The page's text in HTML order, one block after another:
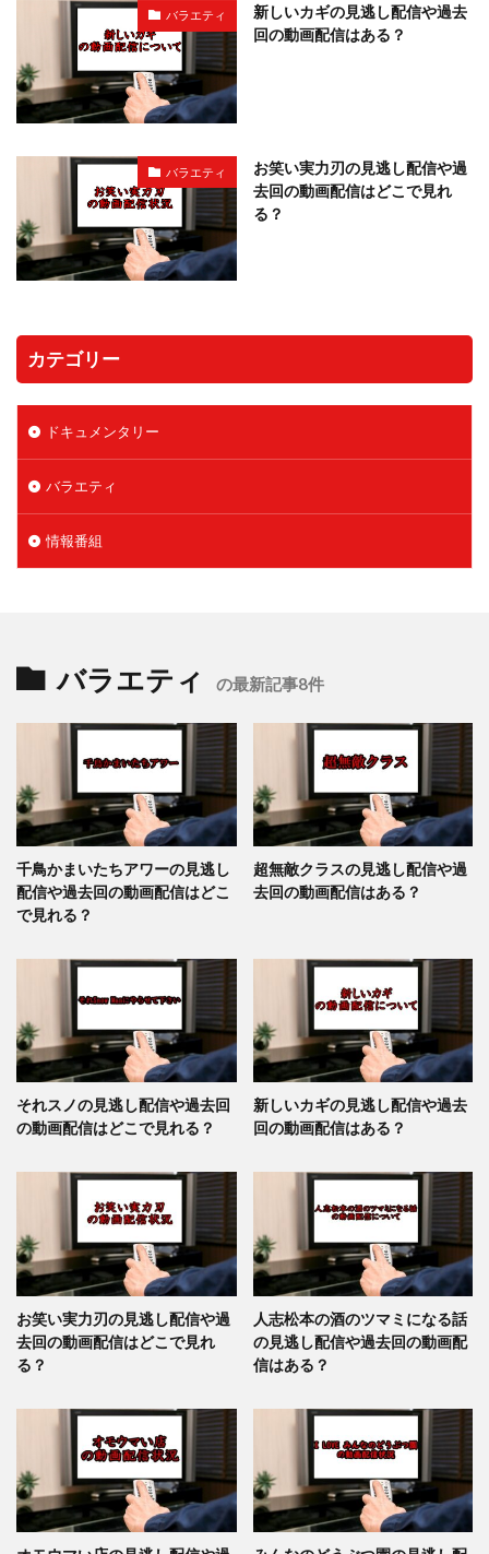
バラエティ
新しいカギの見逃し配信や過去
回の動画配信はある？
バラエティ
お笑い実力刃の見逃し配信や過
去回の動画配信はどこで見れ
る？
カテゴリー
ドキュメンタリー
バラエティ
情報番組
バラエティ の最新記事8件
千鳥かまいたちアワーの見逃し
配信や過去回の動画配信はどこ
で見れる？
超無敵クラスの見逃し配信や過
去回の動画配信はある？
それスノの見逃し配信や過去回
の動画配信はどこで見れる？
新しいカギの見逃し配信や過去
回の動画配信はある？
お笑い実力刃の見逃し配信や過
去回の動画配信はどこで見れ
る？
人志松本の酒のツマミになる話
の見逃し配信や過去回の動画配
信はある？